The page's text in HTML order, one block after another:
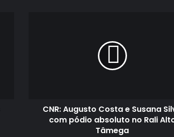
CNR: Augusto Costa e Susana
com pódio absoluto no Rali
Tâmega